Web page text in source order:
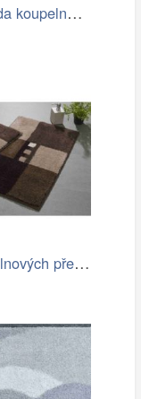
Kvalitex Sada koupelnových předložek…
Set 2 koupelnových předložek MERKUR